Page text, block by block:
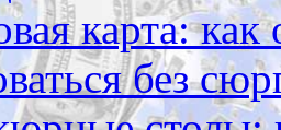
карта:
без